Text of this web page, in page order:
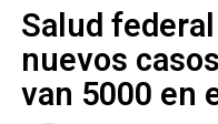
Salud
nuevos
van 5000 en